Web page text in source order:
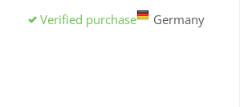
Verified purchase Germany